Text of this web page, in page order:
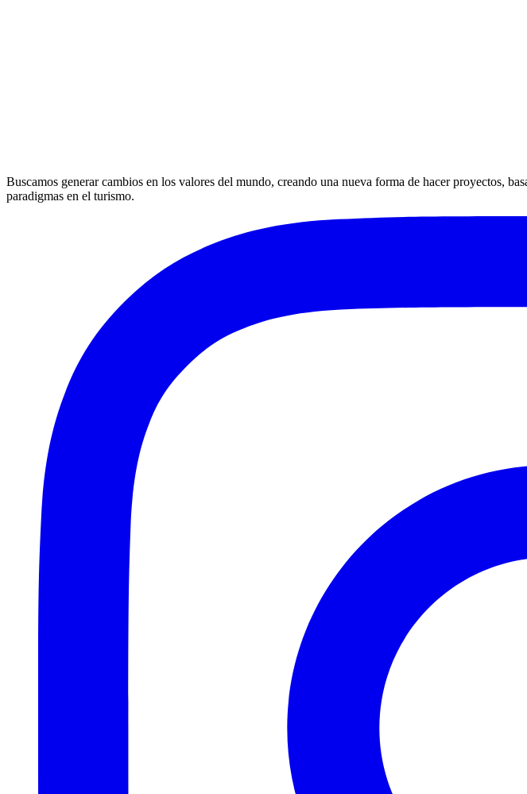
Buscamos generar cambios en los valores del mundo, creando una nueva forma de hacer proyectos,
paradigmas en el turismo.